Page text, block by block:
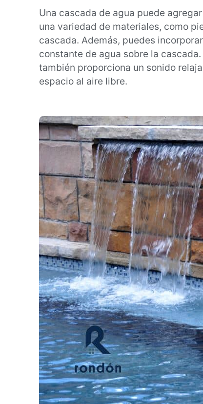
Una cascada de agua puede
una variedad de materiales, como
cascada. Además, puedes
constante de agua sobre la
también proporciona un sonido
espacio al aire libre.